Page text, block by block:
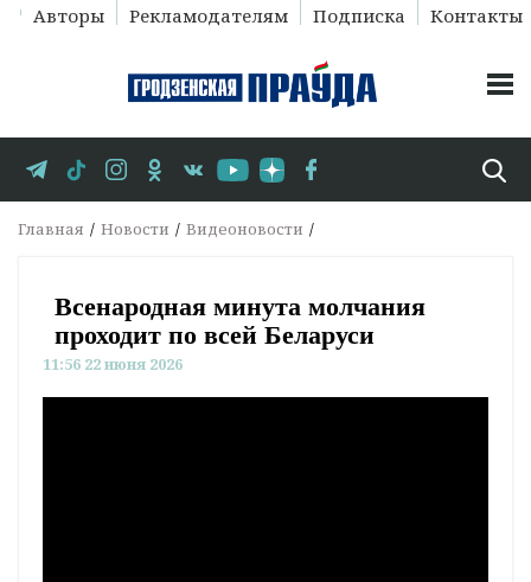
Авторы Рекламодателям Подписка Контакты
Главная Новости Видеоновости
Всенародная минута молчания
проходит по всей Беларуси
11:56 22 июня 2026